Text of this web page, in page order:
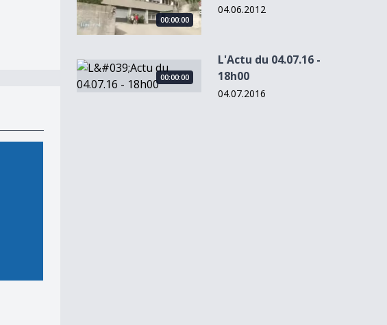
00:00:00
04.06.2012
L&#039;Actu du 04.07.16 - 18h00
00:00:00
L'Actu du 04.07.16 -
18h00
04.07.2016